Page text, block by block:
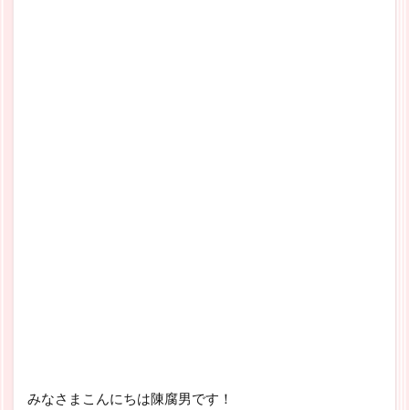
みなさまこんにちは陳腐男です！